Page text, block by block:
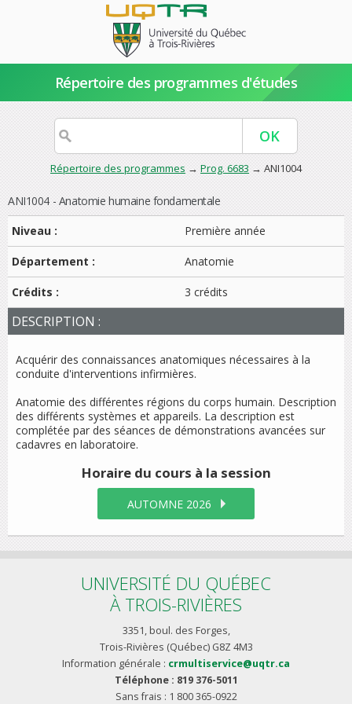
Répertoire des programmes d'études
Répertoire des programmes → Prog. 6683 → ANI1004
ANI1004 - Anatomie humaine fondamentale
Niveau :
Première année
Département : Anatomie
Crédits : 3 crédits
DESCRIPTION :
Acquérir des connaissances anatomiques nécessaires à la
conduite d'interventions infirmières.
Anatomie des différentes régions du corps humain. Description
des différents systèmes et appareils. La description est
complétée par des séances de démonstrations avancées sur
cadavres en laboratoire.
Horaire du cours à la session
AUTOMNE 2026
UNIVERSITÉ DU QUÉBEC
À TROIS-RIVIÈRES
3351, boul. des Forges,
Trois-Rivières (Québec) G8Z 4M3
Information générale : crmultiservice@uqtr.ca
Téléphone : 819 376-5011
Sans frais : 1 800 365-0922